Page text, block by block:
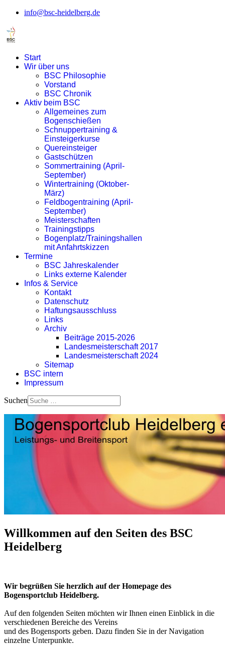
info@bsc-heidelberg.de
Start
Wir über uns
BSC Philosophie
Vorstand
BSC Chronik
Aktiv beim BSC
Allgemeines zum
Bogenschießen
Schnuppertraining &
Einsteigerkurse
Quereinsteiger
Gastschützen
Sommertraining (April-
September)
Wintertraining (Oktober-
März)
Feldbogentraining (April-
September)
Meisterschaften
Trainingstipps
Bogenplatz/Trainingshallen
mit Anfahrtskizzen
Termine
BSC Jahreskalender
Links externe Kalender
Infos & Service
Kontakt
Datenschutz
Haftungsausschluss
Links
Archiv
Beiträge 2015-2026
Landesmeisterschaft 2017
Landesmeisterschaft 2024
Sitemap
BSC intern
Impressum
Suchen
Willkommen auf den Seiten des BSC
Heidelberg
Wir begrüßen Sie herzlich auf der Homepage des
Bogensportclub Heidelberg.
Auf den folgenden Seiten möchten wir Ihnen einen Einblick in die
verschiedenen Bereiche des Vereins
und des Bogensports geben. Dazu finden Sie in der Navigation
einzelne Unterpunkte.